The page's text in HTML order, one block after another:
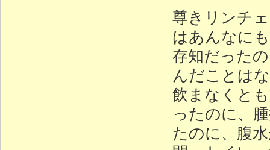
尊きリンチ
はあんなに
存知だった
んだことは
飲まなくと
ったのに、
たのに、腹